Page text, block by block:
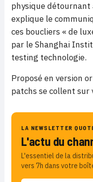
physique détournant
explique le
ces boucliers « de
par le Shanghai
testing technologie.
Proposé en version
patchs se collent sur
LA NEWSLETTER
L'actu du
L'essentiel de la
vers 7h dans votre